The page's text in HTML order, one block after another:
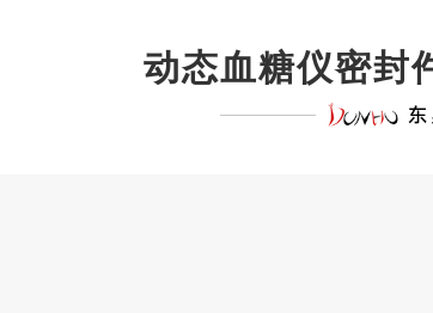
动态血糖仪密封